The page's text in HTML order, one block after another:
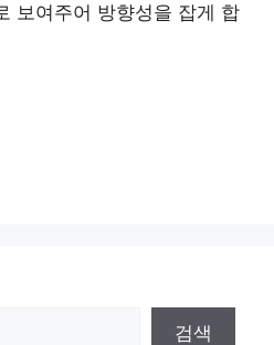
보여주어 방향성을 잡게 합
검색